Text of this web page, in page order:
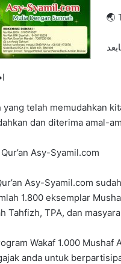
🌏
telah memudahkan
dan diterima amal-
Asy-Syamil.com
Asy-Syamil.com
1.800 eksemplar
Tahfizh, TPA, dan
Wakaf 1.000 Mushaf
anda untuk